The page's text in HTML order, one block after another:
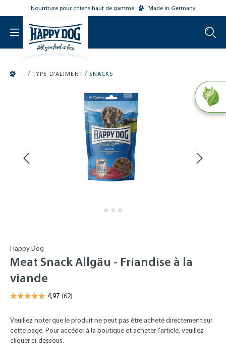
main contentNourriture pour chiens haut de gamme Made in Germany
/ TYPE D'ALIMENT / SNACKS
Happy Dog
Meat Snack Allgäu - Friandise à la
viande
Veuillez noter que le produit ne peut pas être acheté directement sur
cette page. Pour accéder à la boutique et acheter l'article, veuillez
cliquer ci-dessous.